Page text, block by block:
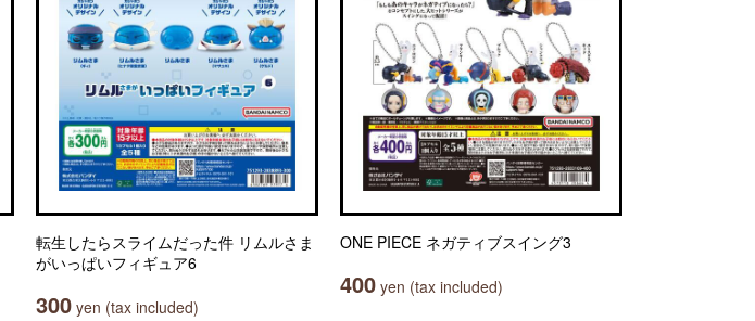
転生したらスライムだった件 リムルさま
がいっぱいフィギュア6
300 yen (tax included)
ONE PIECE ネガティブスイング3
400 yen (tax included)